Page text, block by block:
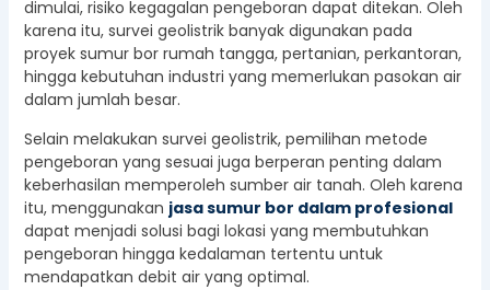
dimulai, risiko kegagalan pengeboran dapat ditekan. Oleh
karena itu, survei geolistrik banyak digunakan pada
proyek sumur bor rumah tangga, pertanian, perkantoran,
hingga kebutuhan industri yang memerlukan pasokan air
dalam jumlah besar.
Selain melakukan survei geolistrik, pemilihan metode
pengeboran yang sesuai juga berperan penting dalam
keberhasilan memperoleh sumber air tanah. Oleh karena
itu, menggunakan jasa sumur bor dalam profesional
dapat menjadi solusi bagi lokasi yang membutuhkan
pengeboran hingga kedalaman tertentu untuk
mendapatkan debit air yang optimal.